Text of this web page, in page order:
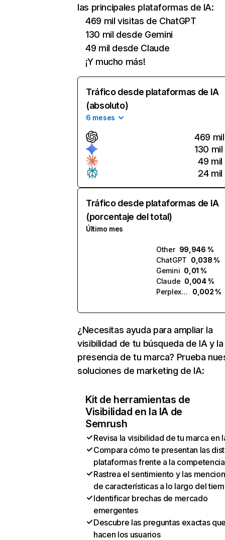
las principales plataformas de IA:
469 mil visitas de ChatGPT
130 mil desde Gemini
49 mil desde Claude
¡Y mucho más!
Tráfico desde plataformas de IA
(absoluto)
6 meses
469 mil
130 mil
49 mil
24 mil
Tráfico desde plataformas de IA
(porcentaje del total)
Último mes
Other 99,946 %
ChatGPT 0,038 %
Gemini 0,01 %
Claude 0,004 %
Perplexity
0,002 %
¿Necesitas ayuda para ampliar la
visibilidad de tu búsqueda de IA y la
presencia de tu marca? Prueba
soluciones de marketing de IA:
Kit de herramientas de
Visibilidad en la IA de
Semrush
Revisa la visibilidad de tu marca en
Compara cómo te presentan las
plataformas frente a la competencia
Rastrea el sentimiento y las
de características a lo largo del
Identificar brechas de mercado
emergentes
Descubre las preguntas exactas
hacen los usuarios